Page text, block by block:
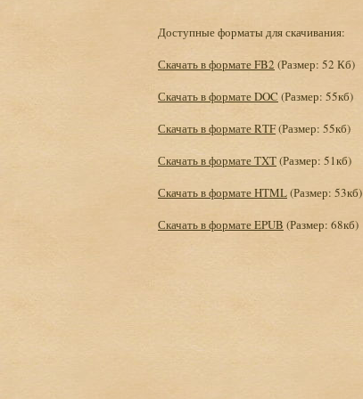
Доступные форматы для скачивания:
Скачать в формате FB2 (Размер: 52 Кб)
Скачать в формате DOC (Размер: 55кб)
Скачать в формате RTF(Размер: 55кб)
Скачать в формате TXT(Размер: 51кб)
Скачать в формате HTML(Размер: 53кб)
Скачать в формате EPUB (Размер: 68кб)